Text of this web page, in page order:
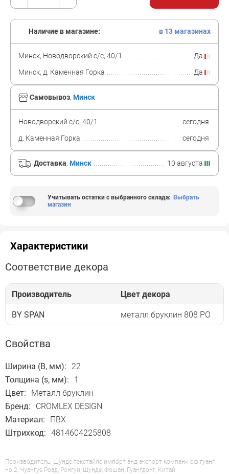
Самовывоз, Минск
Новодворский с/с, 40/1
сегодня
д. Каменная Горка
сегодня
Доставка, Минск 10 августа
Наличие в магазине: в 13 магазинах
Минск, Новодворский с/с, 40/1
Да
Минск, д. Каменная Горка
Да
Учитывать остатки с выбранного склада: Выбрать
магазин
Характеристики
Соответствие декора
Производитель Цвет декора
BY SPAN металл бруклин 808 PO
Свойства
Ширина (B, мм):
22
Толщина (s, мм):
1
Цвет:
Металл бруклин
Бренд:
CROMLEX DESIGN
Материал:
ПВХ
Штрихкод: 4814604225808
Производитель: Шунде текстайлс импорт энд экспорт компани оф гуанг
но.2, Чуангуе Роад, Ронгуи, Шунде, Фошан, Гуангдонг, Китай